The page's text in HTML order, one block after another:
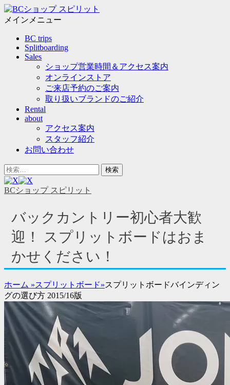
メ
ニ
メインメニュー
BC trips
Splitboarding
Sales
ショップ営業時間＆アクセス案内
オンラインストア
ご来店予約のご案内
取り扱いブランドのご紹介
Rental
about
アクセス案内
スタッフ紹介
お問い合わせ
ヘ
ッ
ダ
イ
テ
ン
ツ
を
表
示
検
索
対
BCショップ スピリット
バックカントリー初心者大歓
迎！ スプリットボードはおま
かせください！
ホーム »スプリットボード»スプリットボードバインディン
グの選び方 2015/16版